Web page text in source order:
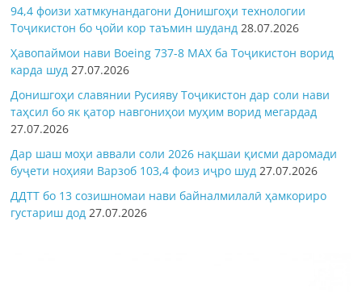
94,4 фоизи хатмкунандагони Донишгоҳи технологии
Тоҷикистон бо ҷойи кор таъмин шуданд 28.07.2026
Ҳавопаймои нави Boeing 737-8 MAX ба Тоҷикистон ворид
карда шуд 27.07.2026
Донишгоҳи славянии Русияву Тоҷикистон дар соли нави
таҳсил бо як қатор навгониҳои муҳим ворид мегардад
27.07.2026
Дар шаш моҳи аввали соли 2026 нақшаи қисми даромади
буҷети ноҳияи Варзоб 103,4 фоиз иҷро шуд 27.07.2026
ДДТТ бо 13 созишномаи нави байналмилалӣ ҳамкориро
густариш дод 27.07.2026